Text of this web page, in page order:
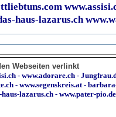
haus-lazarus.ch
Webseiten verlinkt
- www.adorare.ch -
- www.segenskreis.at -
haus-lazarus.ch - www.pater-pio.de